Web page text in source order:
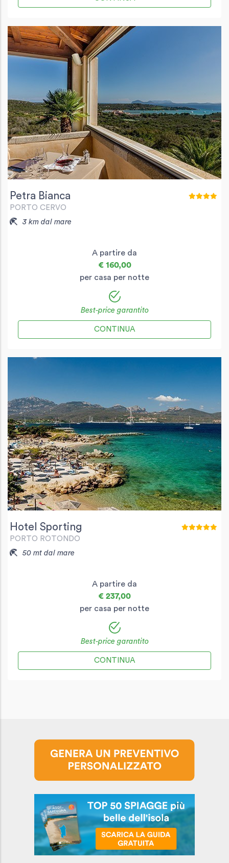
Petra Bianca
PORTO CERVO
3 km dal mare
A partire da
€ 160,00
per casa per notte
Best-price garantito
CONTINUA
Hotel Sporting
PORTO ROTONDO
50 mt dal mare
A partire da
€ 237,00
per casa per notte
Best-price garantito
CONTINUA